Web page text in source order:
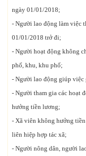
ngày 01/01/2018;
- Người lao động làm việc
01/01/2018 trở đi;
- Người hoạt động không
phố, khu, khu phố;
- Người lao động giúp việc
- Người tham gia các hoạt
hưởng tiền lương;
- Xã viên không hưởng
liên hiệp hợp tác xã;
- Người nông dân, người